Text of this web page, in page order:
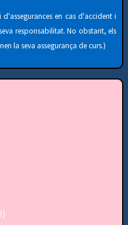
en cas d'accident i
responsabilitat. No obstant, els
la seva assegurança de curs.)